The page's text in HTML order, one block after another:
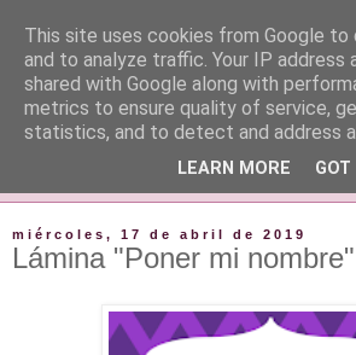
miércoles, 17 de abril de 2019
Lámina "Poner mi nombre"
This site uses cookies from Google to
and to analyze traffic. Your IP address
shared with Google along with
metrics to ensure quality of service,
statistics, and to detect and address
LEARN MORE GOT